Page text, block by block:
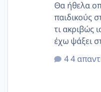
Θα ήθελα
παιδικούς
τι ακριβώς
έχω ψάξει
ότι το
δίδακτρα
4